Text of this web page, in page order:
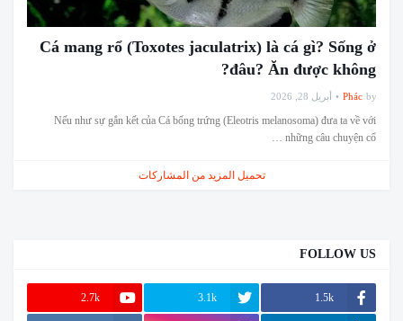
Cá mang rổ (Toxotes jaculatrix) là cá gì? Sống ở
đâu? Ăn được không?
by
Phác أبريل 28, 2026
Nếu như sự gắn kết của Cá bống trứng (Eleotris melanosoma) đưa ta về với
những câu chuyện cổ …
تحميل المزيد من المشاركات
FOLLOW US
1.5k
3.1k
2.7k